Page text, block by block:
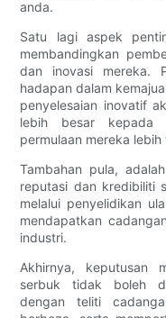
anda.
Satu lagi aspek
membandingkan
dan inovasi mereka.
hadapan dalam
penyelesaian inovatif
lebih besar kepada
permulaan mereka
Tambahan pula,
reputasi dan kredibiliti
melalui penyelidikan
mendapatkan
industri.
Akhirnya, keputusan
serbuk tidak boleh
dengan teliti